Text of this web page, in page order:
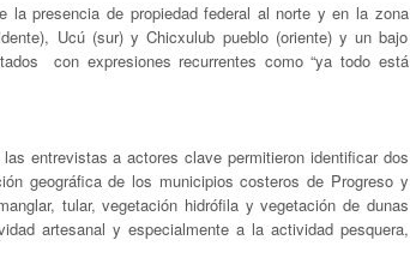
la presencia de propiedad federal al norte y en la zona
Ucú (sur) y Chicxulub pueblo (oriente) y un bajo
con expresiones recurrentes como “ya todo está
entrevistas a actores clave permitieron identificar dos
geográfica de los municipios costeros de Progreso y
tular, vegetación hidrófila y vegetación de dunas
artesanal y especialmente a la actividad pesquera,